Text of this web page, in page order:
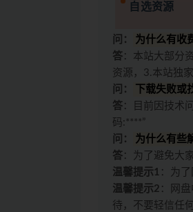
自选资源
问：
为什么有收
答 ：本站大部分
资源，3.本站独
问：
下载失败或
答 ：目前因技术
码:****”
问：
为什么有些
答 ：为了避免大
温馨提示1 ：为
温馨提示2 ：网
待，不要轻信任